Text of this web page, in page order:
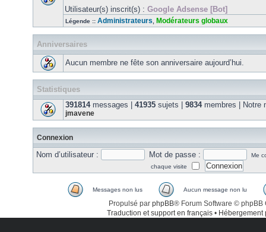
Utilisateur(s) inscrit(s) : Google Adsense [Bot]
Légende :: Administrateurs Modérateurs globaux
Anniversaires
Aucun membre ne fête son anniversaire aujourd’hui.
Statistiques
391814messages | 41935 sujets | 9834membres | Notre
jmavene
Connexion
Nom d’utilisateur : Mot de passe :
Me
chaque visite
Messages non lus Aucun message non lu
Propulsé par phpBB® Forum Software © phpBB
Traduction et support en français • Hébergement